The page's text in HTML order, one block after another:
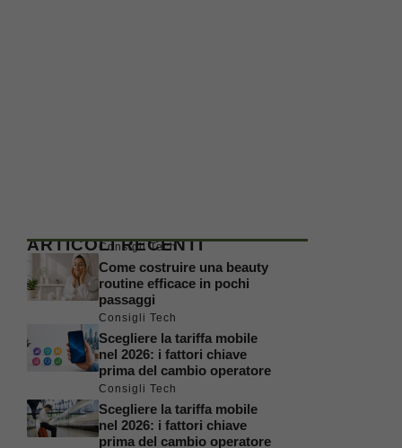
ARTICOLI RECENTI
Consigli Tech
Come costruire una beauty
routine efficace in pochi
passaggi
Consigli Tech
Scegliere la tariffa mobile
nel 2026: i fattori chiave
prima del cambio operatore
Consigli Tech
Scegliere la tariffa mobile
nel 2026: i fattori chiave
prima del cambio operatore